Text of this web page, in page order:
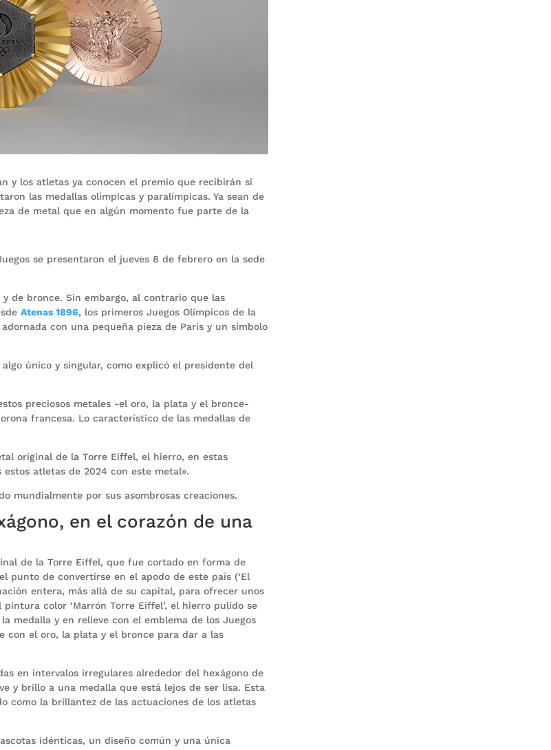
y los atletas ya conocen el premio que recibirán si
las medallas olímpicas y paralímpicas. Ya sean de
de metal que en algún momento fue parte de la
se presentaron el jueves 8 de febrero en la sede
de bronce. Sin embargo, al contrario que las
Atenas 1896, los primeros Juegos Olímpicos de la
con una pequeña pieza de París y un símbolo
único y singular, como explicó el presidente del
preciosos metales -el oro, la plata y el bronce-
francesa. Lo característico de las medallas de
original de la Torre Eiffel, el hierro, en estas
atletas de 2024 con este metal».
mundialmente por sus asombrosas creaciones.
en el corazón de una
de la Torre Eiffel, que fue cortado en forma de
punto de convertirse en el apodo de este país (‘El
entera, más allá de su capital, para ofrecer unos
color ‘Marrón Torre Eiffel’, el hierro pulido se
medalla y en relieve con el emblema de los Juegos
con el oro, la plata y el bronce para dar a las
en intervalos irregulares alrededor del hexágono de
y brillo a una medalla que está lejos de ser lisa. Esta
como la brillantez de las actuaciones de los atletas
idénticas, un diseño común y una única